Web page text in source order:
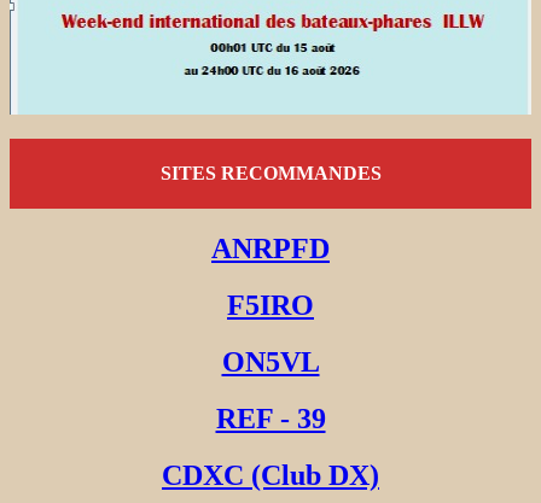
SITES RECOMMANDES
ANRPFD
F5IRO
ON5VL
REF - 39
CDXC (Club DX)